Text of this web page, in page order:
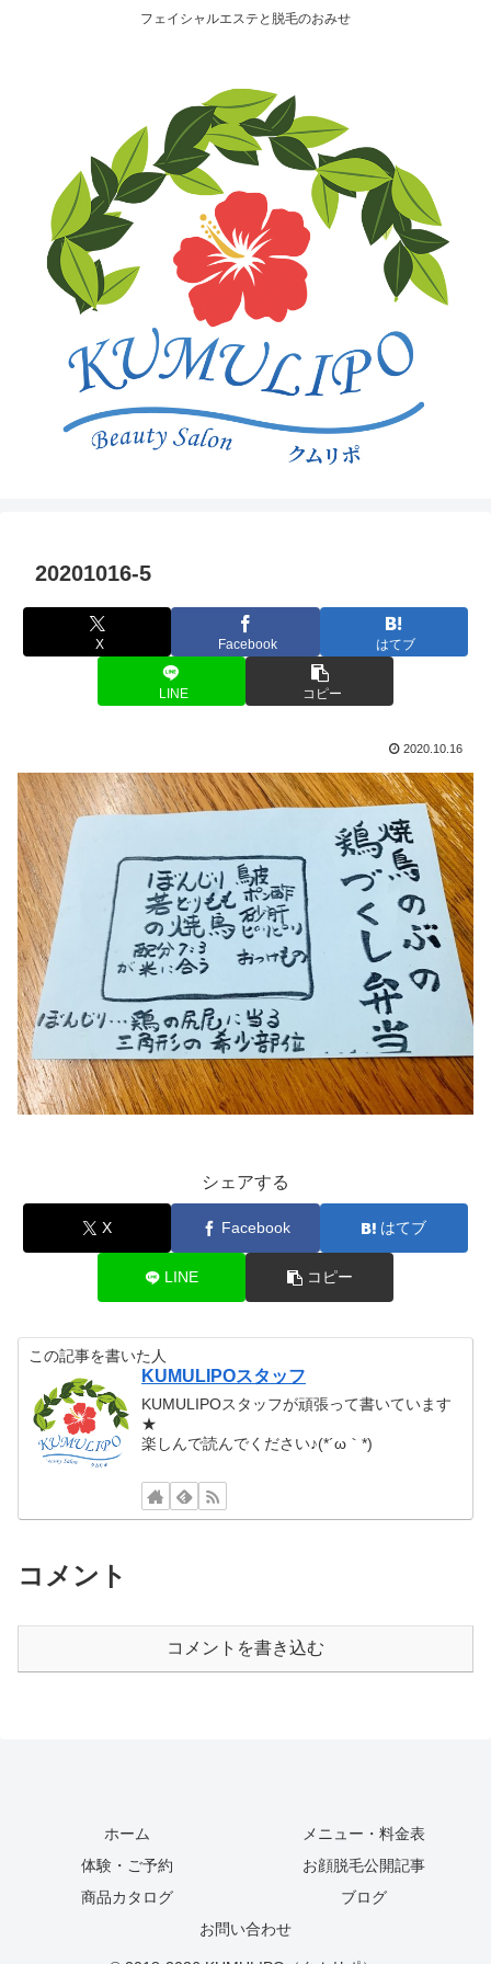
フェイシャルエステと脱毛のおみせ
20201016-5
X Facebook はてブ
LINE コピー
2020.10.16
シェアする
X Facebook はてブ
LINE コピー
この記事を書いた人
KUMULIPOスタッフ
KUMULIPOスタッフが頑張って書いています
★
楽しんで読んでください♪(*´ω｀*)
コメント
コメントを書き込む
ホーム
メニュー・料金表
体験・ご予約
お顔脱毛公開記事
商品カタログ
ブログ
お問い合わせ